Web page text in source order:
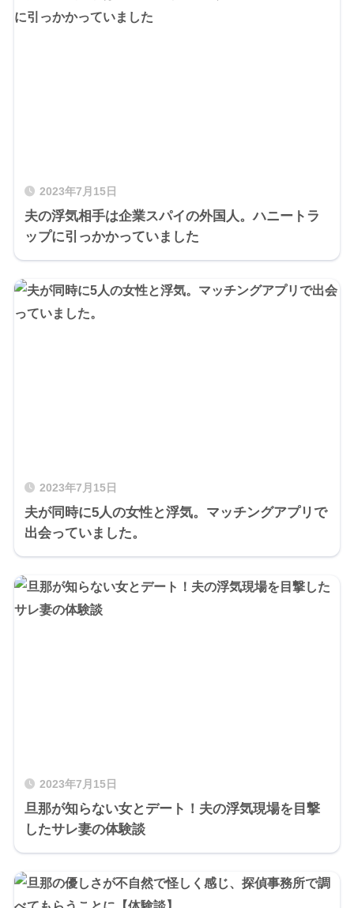
2023年7月15日
夫の浮気相手は企業スパイの外国人。ハニートラ
ップに引っかかっていました
2023年7月15日
夫が同時に5人の女性と浮気。マッチングアプリで
出会っていました。
2023年7月15日
旦那が知らない女とデート！夫の浮気現場を目撃
したサレ妻の体験談